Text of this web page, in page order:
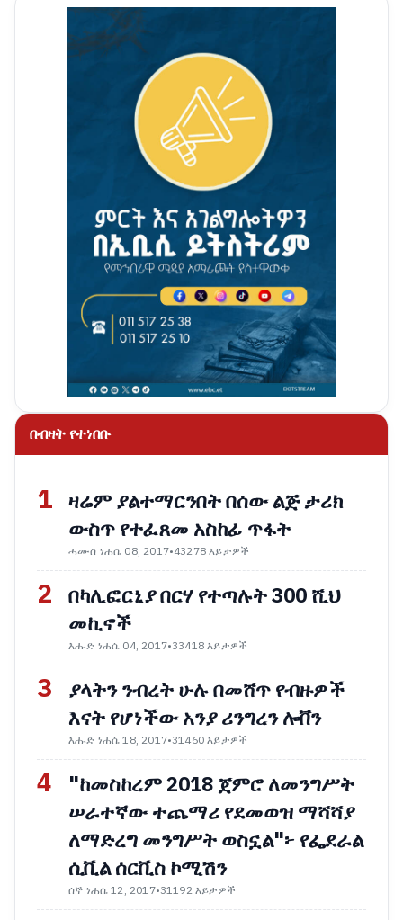
በብዛት የተነበቡ
1 ዛሬም ያልተማርንበት በሰው ልጅ ታሪክ
ውስጥ የተፈጸመ አስከፊ ጥፋት
ሓሙስ ነሐሴ 08, 2017•43278 እይታዎች
2 በካሊፎርኒያ በርሃ የተጣሉት 300 ሺህ
መኪኖች
እሑድ ነሐሴ 04, 2017•33418 እይታዎች
3
ያላትን ንብረት ሁሉ በመሸጥ የብዙዎች
እናት የሆነችው አንያ ሪንግረን ሎቨን
እሑድ ነሐሴ 18, 2017•31460 እይታዎች
4
"ከመስከረም 2018 ጀምሮ ለመንግሥት
ሠራተኛው ተጨማሪ የደመወዝ ማሻሻያ
ለማድረግ መንግሥት ወስኗል"፦ የፌደራል
ሲቪል ሰርቪስ ኮሚሽን
ሰኞ ነሐሴ 12, 2017•31192 እይታዎች